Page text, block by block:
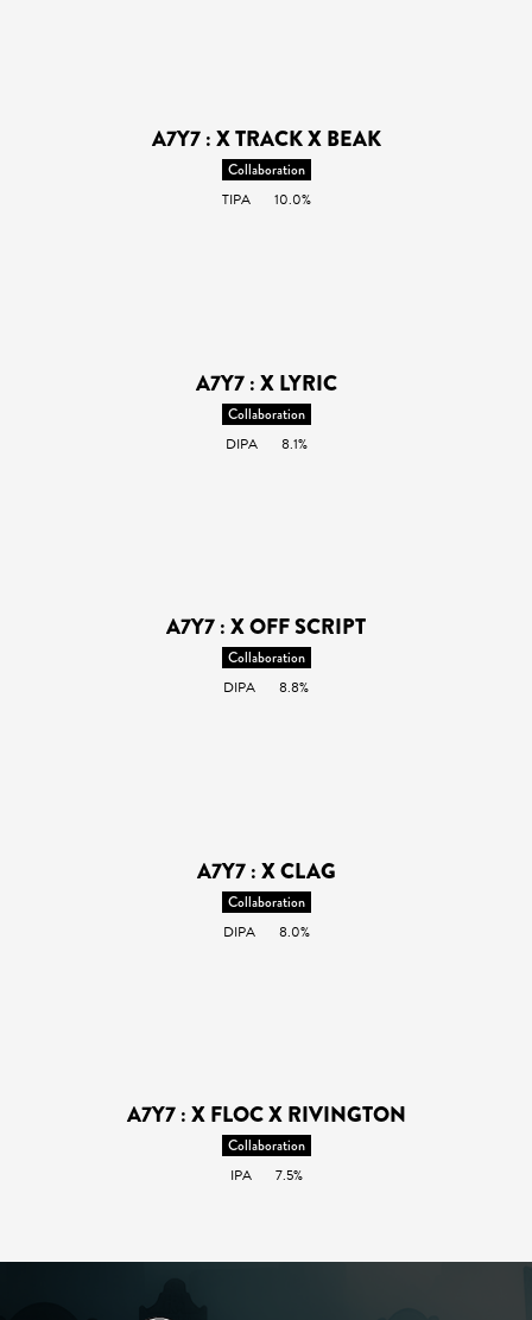
A7Y7 : X TRACK X BEAK
Collaboration
TIPA
10.0%
A7Y7 : X LYRIC
Collaboration
DIPA
8.1%
A7Y7 : X OFF SCRIPT
Collaboration
DIPA
8.8%
A7Y7 : X CLAG
Collaboration
DIPA
8.0%
A7Y7 : X FLOC X RIVINGTON
Collaboration
IPA
7.5%